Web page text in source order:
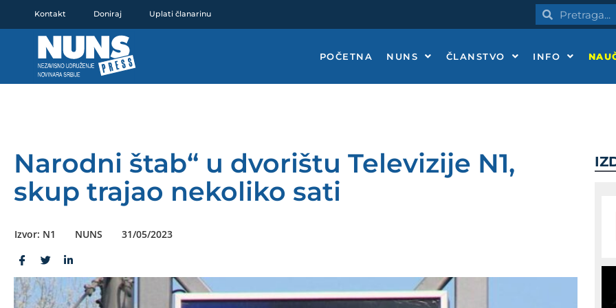
Kontakt Doniraj Uplati članarinu PretragaPretraga
POČETNA NUNS ČLANSTVO INFO
Narodni štab“ u dvorištu Televizije N1,
skup trajao nekoliko sati
Izvor: N1 NUNS 31/05/2023